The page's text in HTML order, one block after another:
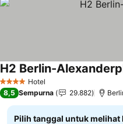
4 BintangHotel
H2 Berlin-
8,5 Sempurna 29.882
Pilih tanggal untuk melihat